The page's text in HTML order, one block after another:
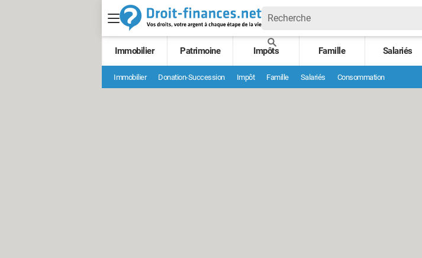
Immobilier Patrimoine Impôts Famille Salariés
Immobilier Donation-Succession Impôt Famille Salariés Consommation